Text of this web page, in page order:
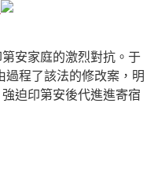
安家庭的激烈對抗。于
程了該法的修改案，明
迫印第安後代進進寄宿